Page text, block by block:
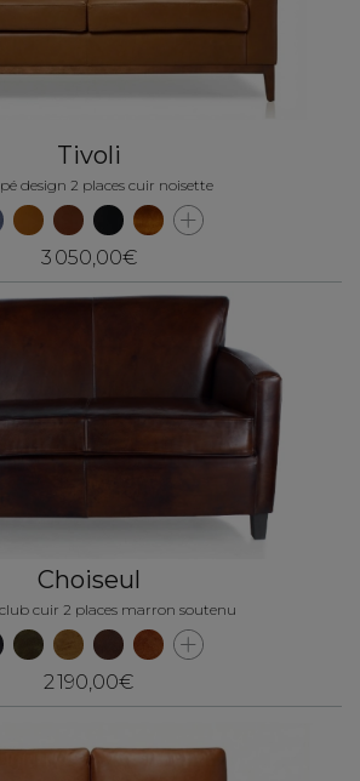
Tivoli
design 2 places cuir noisette
3 050,00€
Choiseul
cuir 2 places marron soutenu
2 190,00€